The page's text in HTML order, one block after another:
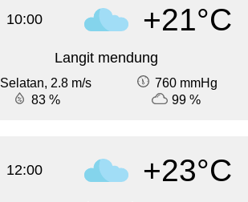
10:00 +21°C
Langit mendung
Selatan, 2.8 m/s
760 mmHg
83 %
99 %
12:00 +23°C